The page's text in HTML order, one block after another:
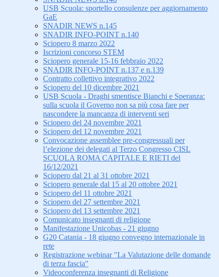
USB Scuola: sportello consulenze per aggiornamento
GaE
SNADIR NEWS n.145
SNADIR INFO-POINT n.140
Sciopero 8 marzo 2022
Iscrizioni concorso STEM
Sciopero generale 15-16 febbraio 2022
SNADIR INFO-POINT n.137 e n.139
Contratto collettivo integrativo 2022
Sciopero del 10 dicembre 2021
USB Scuola - Draghi smentisce Bianchi e Speranza:
sulla scuola il Governo non sa più cosa fare per
nascondere la mancanza di interventi seri
Sciopero del 24 novembre 2021
Sciopero del 12 novembre 2021
Convocazione assemblee pre-congressuali per
l’elezione dei delegati al Terzo Congresso CISL
SCUOLA ROMA CAPITALE E RIETI del
16/12/2021
Sciopero dal 21 al 31 ottobre 2021
Sciopero generale dal 15 al 20 ottobre 2021
Sciopero del 11 ottobre 2021
Sciopero del 27 settembre 2021
Sciopero del 13 settembre 2021
Comunicato insegnanti di religione
Manifestazione Unicobas - 21 giugno
G20 Catania - 18 giugno convegno internazionale in
rete
Registrazione webinar "La Valutazione delle domande
di terza fascia"
Videoconferenza insegnanti di Religione